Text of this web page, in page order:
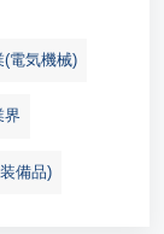
(電気機械)
界
備品)